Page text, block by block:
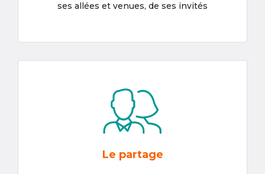
ses allées et venues, de ses invités
Le partage